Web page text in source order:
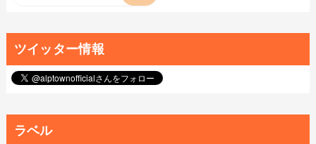
ツイッター情報
ラベル